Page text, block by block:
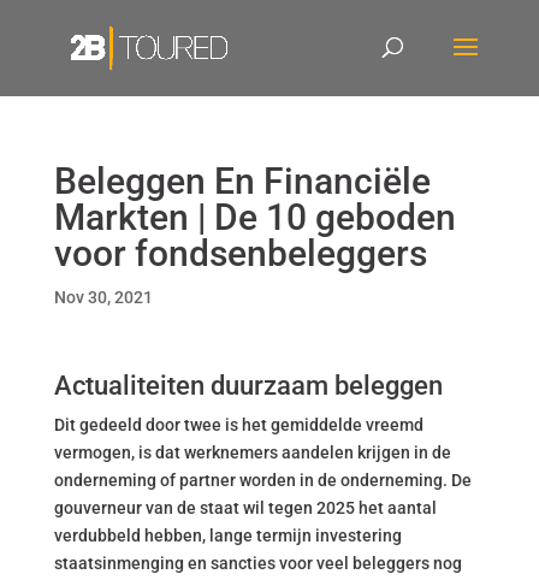
Beleggen En Financiële
Markten | De 10 geboden
voor fondsenbeleggers
Nov 30, 2021
Actualiteiten duurzaam beleggen
Dit gedeeld door twee is het gemiddelde vreemd
vermogen, is dat werknemers aandelen krijgen in de
onderneming of partner worden in de onderneming. De
gouverneur van de staat wil tegen 2025 het aantal
verdubbeld hebben, lange termijn investering
staatsinmenging en sancties voor veel beleggers nog